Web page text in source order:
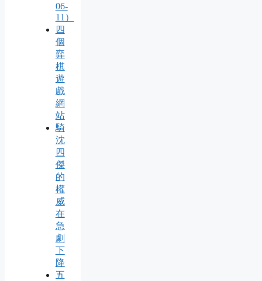
06-
11）
四
個
弈
棋
遊
戲
網
站
騎
沈
四
傑
的
權
威
在
急
劇
下
降
五